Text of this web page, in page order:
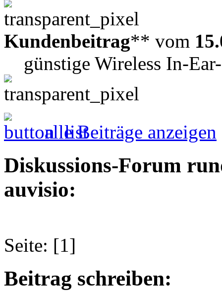
Kundenbeitrag** vom
günstige Wireless In-
alle Beiträge anzeigen
Diskussions-Forum
auvisio:
Seite: [1]
Beitrag schreiben: